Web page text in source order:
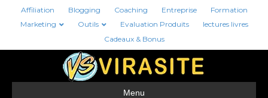
Affiliation Blogging Coaching Entreprise
Formation
Marketing
Outils Evaluation Produits
lectures livres
Cadeaux & Bonus
Menu